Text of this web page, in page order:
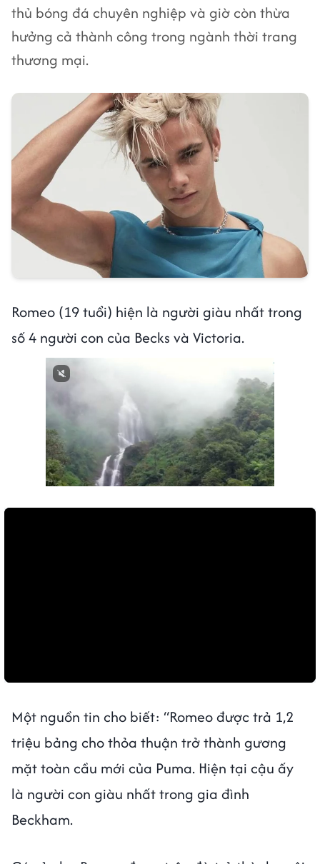
thủ bóng đá chuyên nghiệp và giờ còn thừa
hưởng cả thành công trong ngành thời trang
thương mại.
Romeo (19 tuổi) hiện là người giàu nhất trong
số 4 người con của Becks và Victoria.
Một nguồn tin cho biết: “Romeo được trả 1,2
triệu bảng cho thỏa thuận trở thành gương
mặt toàn cầu mới của Puma. Hiện tại cậu ấy
là người con giàu nhất trong gia đình
Beckham.